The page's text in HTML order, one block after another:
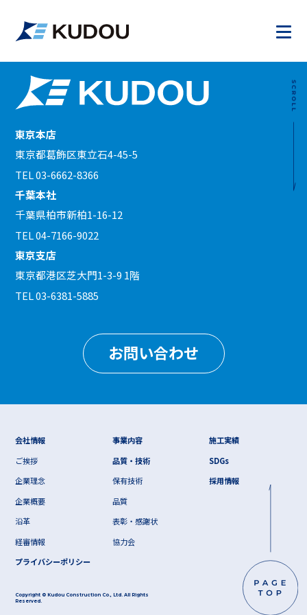
第一種電気工事士
東京本店
東京都葛飾区東立石4-45-5
TEL 03-6662-8366
千葉本社
千葉県柏市新柏1-16-12
TEL 04-7166-9022
東京支店
東京都港区芝大門1-3-9 1階
TEL 03-6381-5885
お問い合わせ
会社情報
ご挨拶
企業理念
企業概要
沿革
経審情報
プライバシーポリシー
事業内容
品質・技術
保有技術
品質
表彰・感謝状
協力会
施工実績
SDGs
採用情報
Copyright © Kudou Construction Co., Ltd. All Rights
Reserved.